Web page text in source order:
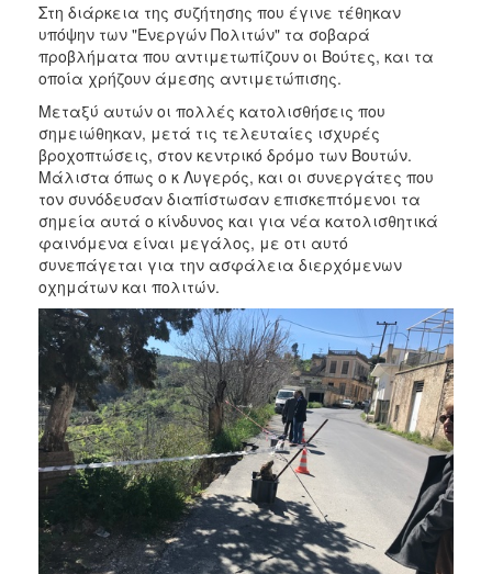
Στη διάρκεια της συζήτησης που έγινε τέθηκαν
υπόψην των "Ενεργών Πολιτών" τα σοβαρά
προβλήματα που αντιμετωπίζουν οι Βούτες, και τα
οποία χρήζουν άμεσης αντιμετώπισης.
Μεταξύ αυτών οι πολλές κατολισθήσεις που
σημειώθηκαν, μετά τις τελευταίες ισχυρές
βροχοπτώσεις, στον κεντρικό δρόμο των Βουτών.
Μάλιστα όπως ο κ Λυγερός, και οι συνεργάτες που
τον συνόδευσαν διαπίστωσαν επισκεπτόμενοι τα
σημεία αυτά ο κίνδυνος και για νέα κατολισθητικά
φαινόμενα είναι μεγάλος, με οτι αυτό
συνεπάγεται για την ασφάλεια διερχόμενων
οχημάτων και πολιτών.